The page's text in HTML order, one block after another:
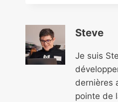
Steve
Je suis
dernières
pointe de